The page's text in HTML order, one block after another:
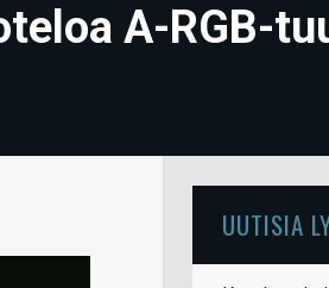
A-RGB-
UUTISIA